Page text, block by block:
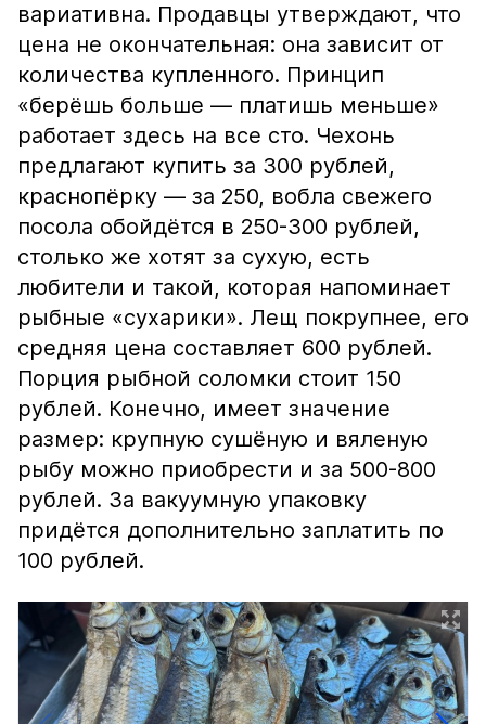
вариативна. Продавцы утверждают, что
цена не окончательная: она зависит от
количества купленного. Принцип
«берёшь больше — платишь меньше»
работает здесь на все сто. Чехонь
предлагают купить за 300 рублей,
краснопёрку — за 250, вобла свежего
посола обойдётся в 250-300 рублей,
столько же хотят за сухую, есть
любители и такой, которая напоминает
рыбные «сухарики». Лещ покрупнее, его
средняя цена составляет 600 рублей.
Порция рыбной соломки стоит 150
рублей. Конечно, имеет значение
размер: крупную сушёную и вяленую
рыбу можно приобрести и за 500-800
рублей. За вакуумную упаковку
придётся дополнительно заплатить по
100 рублей.